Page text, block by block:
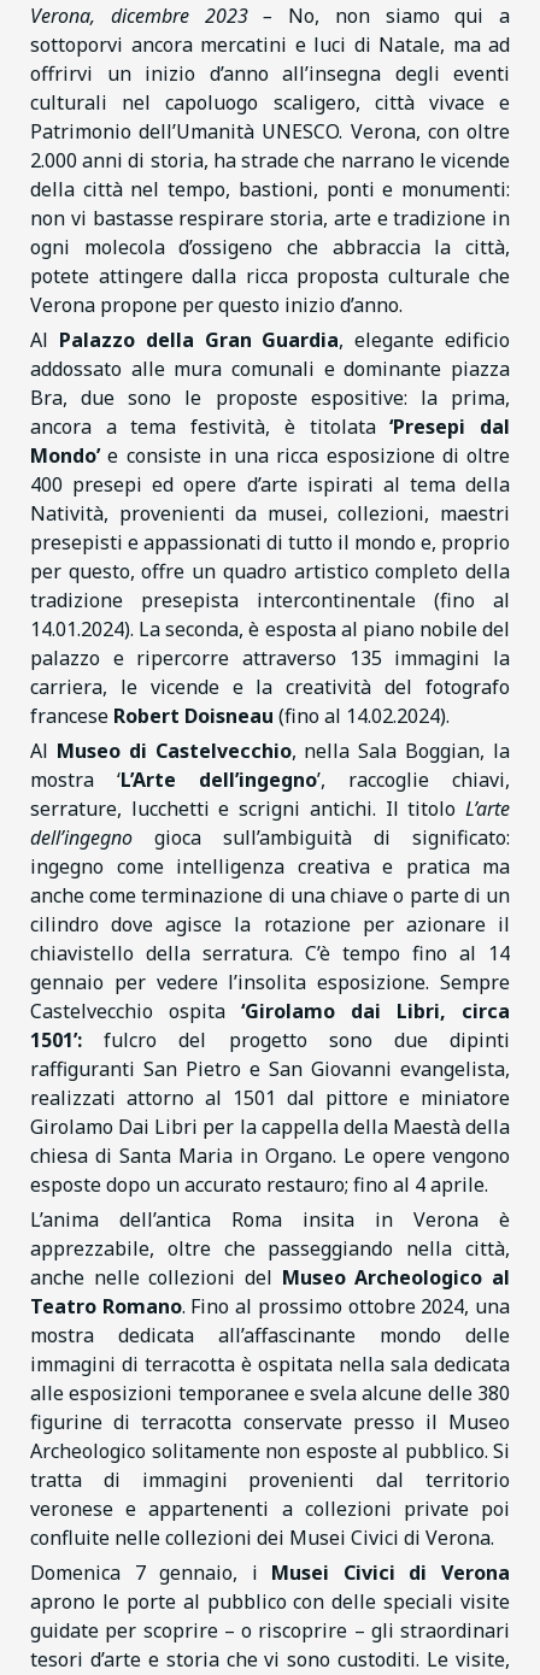
Verona, dicembre 2023 – No, non siamo qui a
sottoporvi ancora mercatini e luci di Natale, ma ad
offrirvi un inizio d’anno all’insegna degli eventi
culturali nel capoluogo scaligero, città vivace e
Patrimonio dell’Umanità UNESCO. Verona, con oltre
2.000 anni di storia, ha strade che narrano le vicende
della città nel tempo, bastioni, ponti e monumenti:
non vi bastasse respirare storia, arte e tradizione in
ogni molecola d’ossigeno che abbraccia la città,
potete attingere dalla ricca proposta culturale che
Verona propone per questo inizio d’anno.
Al Palazzo della Gran Guardia, elegante edificio
addossato alle mura comunali e dominante piazza
Bra, due sono le proposte espositive: la prima,
ancora a tema festività, è titolata‘Presepi dal
Mondo’e consiste in una ricca esposizione di oltre
400 presepi ed opere d’arte ispirati al tema della
Natività, provenienti da musei, collezioni, maestri
presepisti e appassionati di tutto il mondo e, proprio
per questo, offre un quadro artistico completo della
tradizione presepista intercontinentale (fino al
14.01.2024). La seconda, è esposta al piano nobile del
palazzo e ripercorre attraverso 135 immagini la
carriera, le vicende e la creatività del fotografo
francese Robert Doisneau (fino al 14.02.2024).
Al Museo di Castelvecchio, nella Sala Boggian, la
mostra ‘L’Arte dell’ingegno’, raccoglie chiavi,
serrature, lucchetti e scrigni antichi. Il titolo L’arte
dell’ingegno gioca sull’ambiguità di significato:
ingegno come intelligenza creativa e pratica ma
anche come terminazione di una chiave o parte di un
cilindro dove agisce la rotazione per azionare il
chiavistello della serratura. C’è tempo fino al 14
gennaio per vedere l’insolita esposizione. Sempre
Castelvecchio ospita ‘Girolamo dai Libri, circa
1501’:fulcro del progetto sono due dipinti
raffiguranti San Pietro e San Giovanni evangelista,
realizzati attorno al 1501 dal pittore e miniatore
Girolamo Dai Libri per la cappella della Maestà della
chiesa di Santa Maria in Organo. Le opere vengono
esposte dopo un accurato restauro; fino al 4 aprile.
L’anima dell’antica Roma insita in Verona è
apprezzabile, oltre che passeggiando nella città,
anche nelle collezioni del Museo Archeologico al
Teatro Romano. Fino al prossimo ottobre 2024, una
mostra dedicata all’affascinante mondo delle
immagini di terracotta è ospitata nella sala dedicata
alle esposizioni temporanee e svela alcune delle 380
figurine di terracotta conservate presso il Museo
Archeologico solitamente non esposte al pubblico. Si
tratta di immagini provenienti dal territorio
veronese e appartenenti a collezioni private poi
confluite nelle collezioni dei Musei Civici di Verona.
Domenica 7 gennaio, i Musei Civici di Verona
aprono le porte al pubblico con delle speciali visite
guidate per scoprire – o riscoprire – gli straordinari
tesori d’arte e storia che vi sono custoditi. Le visite,